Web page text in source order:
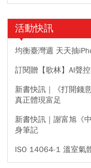
活動快訊
均衡臺灣週 天天抽
訂閱贈【歌林】AI聲
新書快訊｜《打開錢
真正體現富足
新書快訊｜謝富旭《
身筆記
ISO 14064-1 溫室氣